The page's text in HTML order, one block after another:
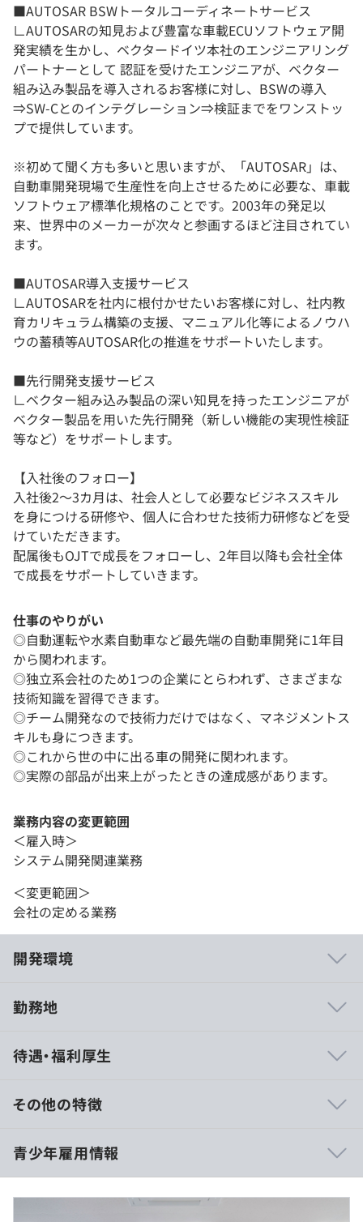
■AUTOSAR BSWトータルコーディネートサービス
∟AUTOSARの知見および豊富な車載ECUソフトウェア開
発実績を生かし、ベクタードイツ本社のエンジニアリング
パートナーとして 認証を受けたエンジニアが、ベクター
組み込み製品を導入されるお客様に対し、BSWの導入
⇒SW-Cとのインテグレーション⇒検証までをワンストッ
プで提供しています。
※初めて聞く方も多いと思いますが、「AUTOSAR」は、
自動車開発現場で生産性を向上させるために必要な、車載
ソフトウェア標準化規格のことです。2003年の発足以
来、世界中のメーカーが次々と参画するほど注目されてい
ます。
■AUTOSAR導入支援サービス
∟AUTOSARを社内に根付かせたいお客様に対し、社内教
育カリキュラム構築の支援、マニュアル化等によるノウハ
ウの蓄積等AUTOSAR化の推進をサポートいたします。
■先行開発支援サービス
∟ベクター組み込み製品の深い知見を持ったエンジニアが
ベクター製品を用いた先行開発（新しい機能の実現性検証
等など）をサポートします。
【入社後のフォロー】
入社後2～3カ月は、社会人として必要なビジネススキル
を身につける研修や、個人に合わせた技術力研修などを受
けていただきます。
配属後もOJTで成長をフォローし、2年目以降も会社全体
で成長をサポートしていきます。
仕事のやりがい
◎自動運転や水素自動車など最先端の自動車開発に1年目
から関われます。
◎独立系会社のため1つの企業にとらわれず、さまざまな
技術知識を習得できます。
◎チーム開発なので技術力だけではなく、マネジメントス
キルも身につきます。
◎これから世の中に出る車の開発に関われます。
◎実際の部品が出来上がったときの達成感があります。
業務内容の変更範囲
＜雇入時＞
システム開発関連業務
＜変更範囲＞
会社の定める業務
開発環境
く、同チーム内との情報共有を毎日行いながら自分の責任
・チーム内の協力関係も良好であり、毎日の情報共有から
作業量の調整等を行います。
りながら対外折衝の能力も必要となります。
・ツールベンダー様と気軽に都度連絡、相談できる環境で
あるため、開発はスムーズに行える点が強みです。
勤務地
待遇・福利厚生
※経験や能力を考慮の上、当社規定により決定します。
※残業代は全額支給いたします。
その他の特徴
青少年雇用情報